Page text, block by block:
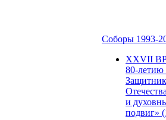
Соборы 1993-
ХХVII
80-
и
подвиг»